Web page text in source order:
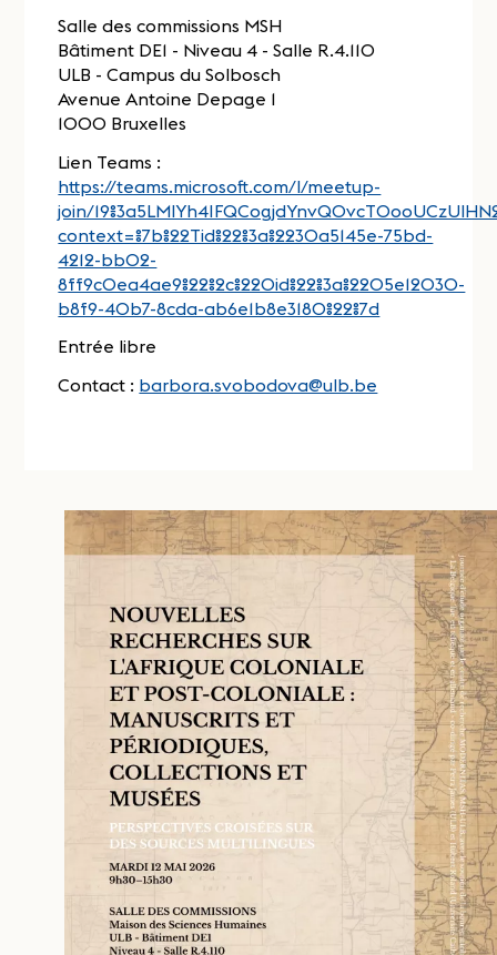
Salle des commissions MSH
Bâtiment DE1 - Niveau 4 - Salle R.4.110
ULB - Campus du Solbosch
Avenue Antoine Depage 1
1000 Bruxelles
Lien Teams :
https://teams.microsoft.com/l/meetup-
join/
context=%7b%22Tid%22%3a%2230a5145e-75bd-
4212-bb02-
8ff9c0ea4ae9%22%2c%22Oid%22%3a%2205e12030-
b8f9-40b7-8cda-ab6e1b8e3180%22%7d
Entrée libre
Contact : barbora.svobodova@ulb.be